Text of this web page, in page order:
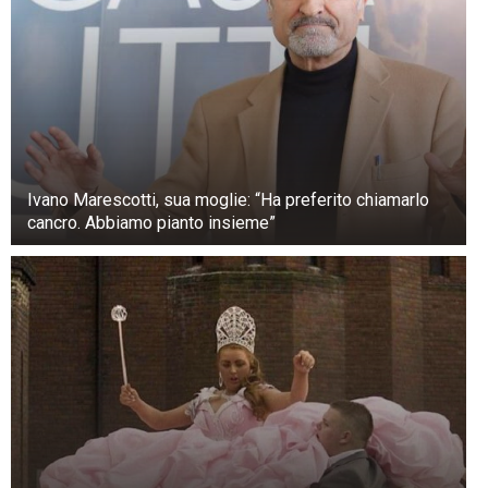
dovevano aumentare di dimensioni e non si
adattavano più ai paesi e alle città che servivano.
Ivano Marescotti, sua moglie: “Ha preferito chiamarlo
cancro. Abbiamo pianto insieme”